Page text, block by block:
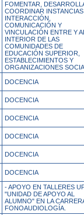
FOMENTAR,
COORDINAR
INTERACCIÓN,
COMUNICACIÓN Y
VINCULACIÓN ENTRE Y
INTERIOR DE LAS
COMUNIDADES DE
EDUCACIÓN SUPERIOR,
ESTABLECIMIENTOS Y
ORGANIZACIONES
DOCENCIA
DOCENCIA
DOCENCIA
DOCENCIA
DOCENCIA
DOCENCIA
- APOYO EN TALLERES
"UNIDAD DE APOYO AL
ALUMNO" EN LA
FONOAUDIOLOGÍA.